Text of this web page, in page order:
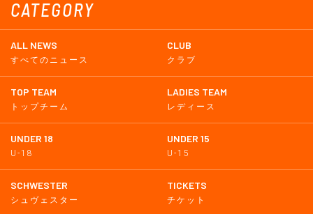
CATEGORY
ALL NEWS
すべてのニュース
CLUB
クラブ
TOP TEAM
トップチーム
LADIES TEAM
レディース
UNDER 18
U-18
UNDER 15
U-15
SCHWESTER
シュヴェスター
TICKETS
チケット